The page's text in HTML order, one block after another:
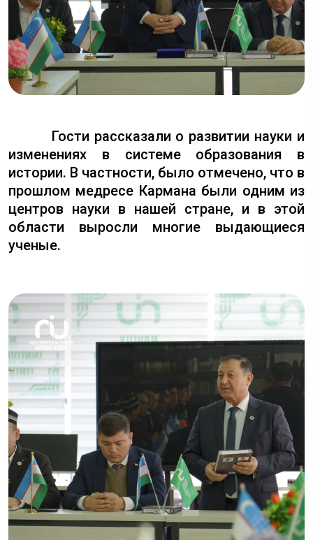
Гости рассказали о развитии науки и
изменениях в системе образования в
истории. В частности, было отмечено, что в
прошлом медресе Кармана были одним из
центров науки в нашей стране, и в этой
области выросли многие выдающиеся
ученые.